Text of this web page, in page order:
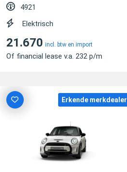
4921
Elektrisch
21.670 incl. btw en import
Of financial lease v.a. 232 p/m
Erkende merkdealer